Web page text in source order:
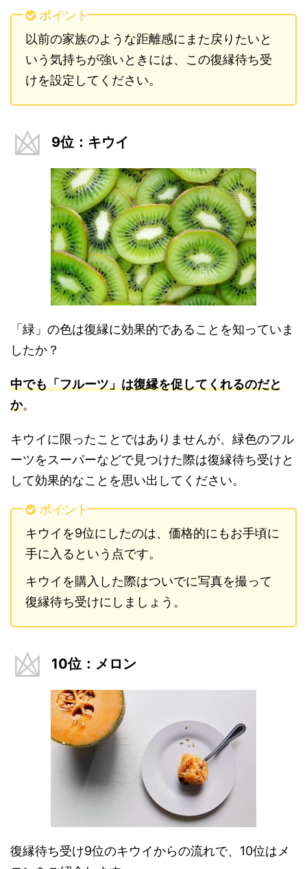
ポイント
以前の家族のような距離感にまた戻りたいと
いう気持ちが強いときには、この復縁待ち受
けを設定してください。
9位：キウイ
「緑」の色は復縁に効果的であることを知っていま
したか？
中でも「フルーツ」は復縁を促してくれるのだと
か。
キウイに限ったことではありませんが、緑色のフル
ーツをスーパーなどで見つけた際は復縁待ち受けと
して効果的なことを思い出してください。
ポイント
キウイを9位にしたのは、価格的にもお手頃に
手に入るという点です。
キウイを購入した際はついでに写真を撮って
復縁待ち受けにしましょう。
10位：メロン
復縁待ち受け9位のキウイからの流れで、10位はメ